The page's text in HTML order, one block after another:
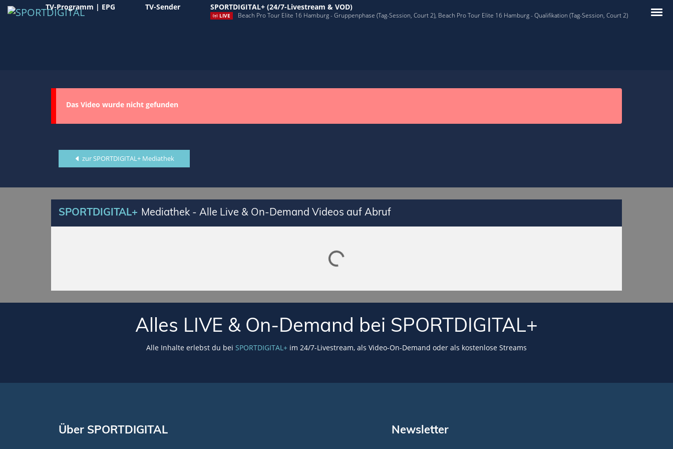
TV-Programm | EPG TV-Sender SPORTDIGITAL+ (24/7-Livestream & VOD)
LIVE Beach Pro Tour Elite 16 Hamburg - Gruppenphase (Tag-Session, Court 2), Beach Pro Tour Elite 16 Hamburg - Qualifikation (Tag-Session, Court 2)
Das Video wurde nicht gefunden
zur SPORTDIGITAL+ Mediathek
SPORTDIGITAL+ Mediathek - Alle Live & On-Demand Videos auf Abruf
Lade SPORTDIGITAL+ Mediathek
Alles LIVE & On-Demand bei SPORTDIGITAL+
Alle Inhalte erlebst du bei SPORTDIGITAL+ im 24/7-Livestream, als Video-On-Demand oder als kostenlose Streams
Über SPORTDIGITAL Newsletter